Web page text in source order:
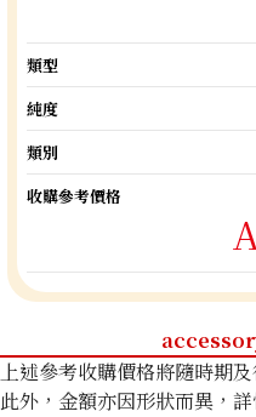
類型
純度
類別
收購參考價格
上述參考收購價格將隨時期
此外，金額亦因形狀而異，